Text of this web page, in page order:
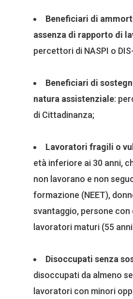
Beneficiari di
assenza di rapporto di
percettori di NASPI o
Beneficiari di
natura assistenziale:
di Cittadinanza;
Lavoratori fragili o
età inferiore ai 30 anni,
non lavorano e non
formazione (NEET),
svantaggio, persone con
lavoratori maturi (55
Disoccupati senza
disoccupati da almeno
lavoratori con minori